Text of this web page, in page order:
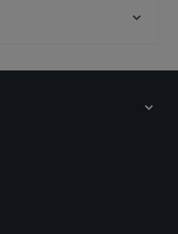
味小串串
坎火锅 - Chinatown
坡